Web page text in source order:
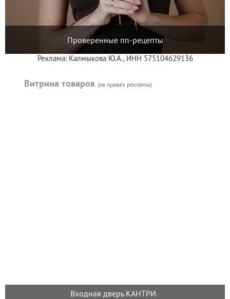
Проверенные пп-рецепты
Реклама: Калмыкова Ю.А., ИНН 575104629136
Витрина товаров (на правах рекламы)
Входная дверь КАНТРИ